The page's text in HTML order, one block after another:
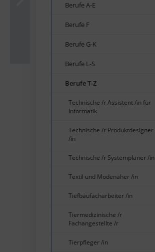
Berufe A-E
Berufe F
Berufe G-K
Berufe L-S
Berufe T-Z
Technische /r Assistent /in für
Informatik
Technische /r Produktdesigner
/in
Technische /r Systemplaner /in
Textil und Modenäher /in
Tiefbaufacharbeiter /in
Tiermedizinische /r
Fachangestellte /r
Tierpfleger /in